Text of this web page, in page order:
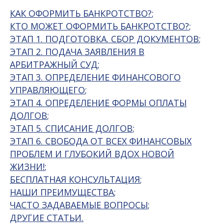
КАК ОФОРМИТЬ БАНКРОТСТВО?;
КТО МОЖЕТ ОФОРМИТЬ БАНКРОТСТВО?;
ЭТАП 1. ПОДГОТОВКА. СБОР ДОКУМЕНТОВ;
ЭТАП 2. ПОДАЧА ЗАЯВЛЕНИЯ В
АРБИТРАЖНЫЙ СУД;
ЭТАП 3. ОПРЕДЕЛЕНИЕ ФИНАНСОВОГО
УПРАВЛЯЮЩЕГО;
ЭТАП 4. ОПРЕДЕЛЕНИЕ ФОРМЫ ОПЛАТЫ
ДОЛГОВ;
ЭТАП 5. СПИСАНИЕ ДОЛГОВ;
ЭТАП 6. СВОБОДА ОТ ВСЕХ ФИНАНСОВЫХ
ПРОБЛЕМ И ГЛУБОКИЙ ВДОХ НОВОЙ
ЖИЗНИ!;
БЕСПЛАТНАЯ КОНСУЛЬТАЦИЯ;
НАШИ ПРЕИМУЩЕСТВА;
ЧАСТО ЗАДАВАЕМЫЕ ВОПРОСЫ;
ДРУГИЕ СТАТЬИ.